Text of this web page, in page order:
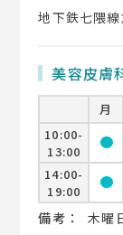
地下鉄七隈
美容皮膚
月
10:00-
13:00
circle
14:00-
19:00
circle
備考： 木曜